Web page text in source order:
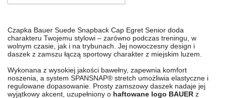
Czapka Bauer Suede Snapback Cap Egret Senior doda
charakteru Twojemu stylowi – zarówno podczas treningu, w
wolnym czasie, jak i na trybunach. Jej nowoczesny design i
daszek z zamszu łączą sportowy charakter z miejskim luzem.
Wykonana z wysokiej jakości bawełny, zapewnia komfort
noszenia, a system SPANSNAP® stretch umożliwia elastyczne i
regulowane dopasowanie. Prosty zamszowy daszek nadaje jej
wyjątkowy akcent, uzupełniony o haftowane logo BAUER z